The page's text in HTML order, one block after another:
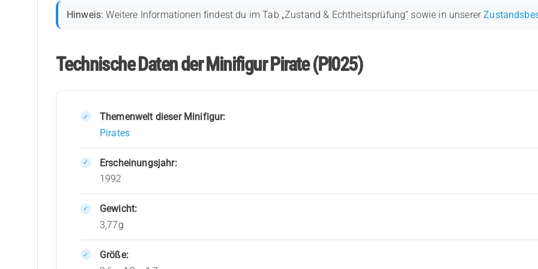
Hinweis: Weitere Informationen findest du im Tab „Zustand & Echtheitsprüfung“ sowie in unserer
Technische Daten der Minifigur Pirate (PI025)
Themenwelt dieser Minifigur:
Pirates
Erscheinungsjahr:
1992
Gewicht:
3,77g
Größe: